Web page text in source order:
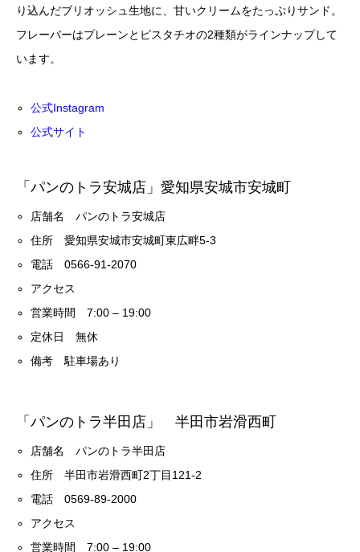
り込んだブリオッシュ生地に、甘いクリームをたっぷりサンド。
フレーバーはプレーンとピスタチオの2種類がラインナップして
います。
公式Instagram
公式サイト
「パンのトラ安城店」愛知県安城市安城町
店舗名 パンのトラ安城店
住所 愛知県安城市安城町東広畔5-3
電話 0566-91-2070
アクセス
営業時間 7:00 – 19:00
定休日 無休
備考 駐車場あり
「パンのトラ半田店」 半田市岩滑西町
店舗名 パンのトラ半田店
住所 半田市岩滑西町2丁目121-2
電話 0569-89-2000
アクセス
営業時間 7:00 – 19:00